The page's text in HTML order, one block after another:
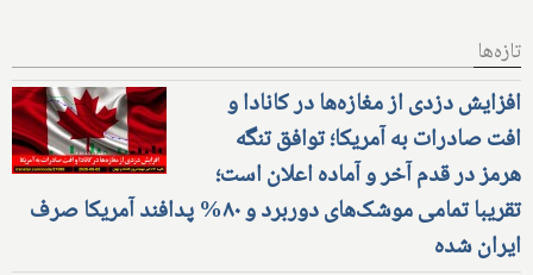
تازه‌ها
افزایش دزدی از مغازه‌ها در کانادا و
افت صادرات به آمریکا؛ توافق تنگه
هرمز در قدم آخر و آماده اعلان است؛
تقریبا تمامی موشک‌های دوربرد و ۸۰% پدافند آمریکا صرف
ایران شده